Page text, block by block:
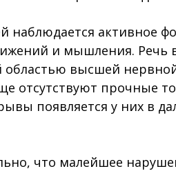
наблюдается активное
и мышления. Речь
высшей
отсутствуют прочные
появляется у них в
что малейшее